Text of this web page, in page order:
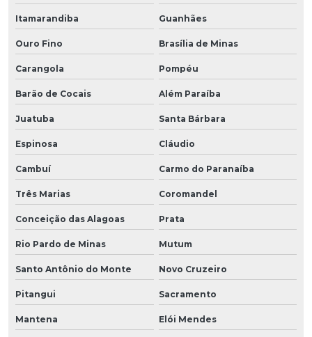
Itamarandiba Guanhães
Ouro Fino Brasília de Minas
Carangola Pompéu
Barão de Cocais Além Paraíba
Juatuba Santa Bárbara
Espinosa Cláudio
Cambuí Carmo do Paranaíba
Três Marias Coromandel
Conceição das Alagoas Prata
Rio Pardo de Minas Mutum
Santo Antônio do Monte Novo Cruzeiro
Pitangui Sacramento
Mantena Elói Mendes